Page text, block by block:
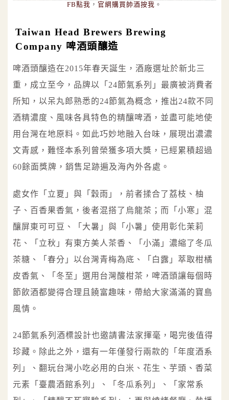
FB點我 ， 官網購買帥酒按我 。
Taiwan Head Brewers Brewing
Company 啤酒頭釀造
啤酒頭釀造在2015年春天誕生，酒廠選址於新北三
重，成立至今，品牌以「24節氣系列」最廣被消費者
所知，以呆丸郎熟悉的24節氣為概念，推出24款不同
酒精濃度、風味各具特色的精釀啤酒，並盡可能地使
用台灣在地原料。如此巧妙地融入台味，展現出濃濃
文青感，難怪本系列曾榮獲多項大獎，已經累積超過
60餘面獎牌，銷售足跡遍及海內外各處。
處女作「立夏」與「穀雨」，前者揉合了荔枝、柚
子、百香果香氣，後者混搭了烏龍茶；而「小寒」混
釀屏東可可豆、「大暑」與「小暑」使用彰化茉莉
花、「立秋」有東方美人茶香、「小滿」濃縮了冬瓜
茶糖、「春分」以台灣青梅為底、「白露」萃取柑橘
皮香氣、「冬至」選用台灣酸柑茶，啤酒頭讓每個時
節飲酒都變得合理且饒富趣味，帶給大家滿滿的寶島
風情。
24節氣系列酒標設計也邀請書法家揮毫，喝完後值得
珍藏。除此之外，還有一年僅發行兩款的「年度酒系
列」、翻玩台灣小吃必用的白米、花生、芋頭、香菜
元素「臺農酒館系列」、「冬瓜系列」、「家常系